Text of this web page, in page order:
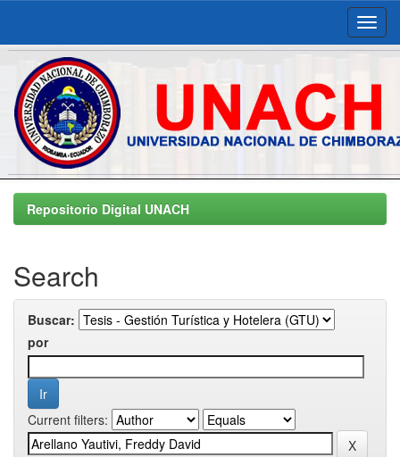
Skip
navigationRepositorio Digital UNACH
Search
Buscar:
por
Current filters: